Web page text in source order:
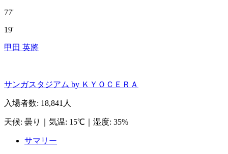
77'
19'
甲田 英將
サンガスタジアム by ＫＹＯＣＥＲＡ
入場者数: 18,841人
天候: 曇り 気温: 15℃ 湿度: 35%
サマリー